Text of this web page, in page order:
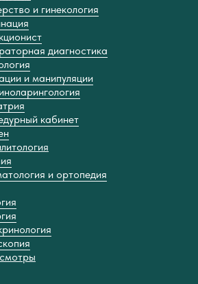
и гинекология
диагностика
и манипуляции
кабинет
и ортопедия